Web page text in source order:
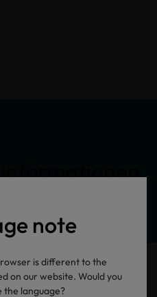
note
is different to the
on our website. Would you
the language?